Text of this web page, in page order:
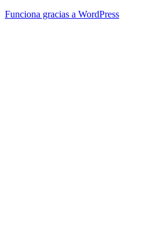
Funciona gracias a WordPress